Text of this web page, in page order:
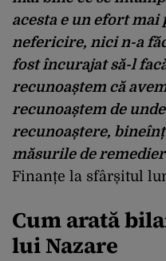
acesta e un efort
nefericire, nici n-a
fost încurajat să-l
recunoaștem că
recunoaștem de
recunoaștere,
măsurile de
Finanțe la sfârșitul
Cum arată
lui Nazare